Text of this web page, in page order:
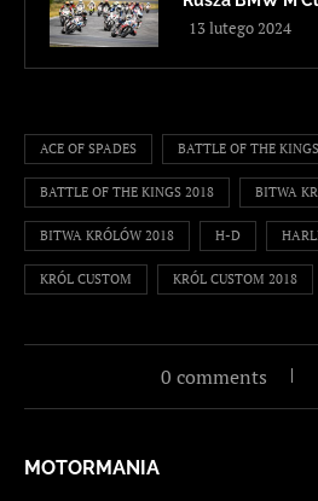
13 lutego 2024
ACE OF SPADES BATTLE OF THE KINGS
BATTLE OF THE KINGS 2018 BITWA
BITWA KRÓLÓW 2018 H-D
KRÓL CUSTOM KRÓL CUSTOM 2018
0 comments
MOTORMANIA